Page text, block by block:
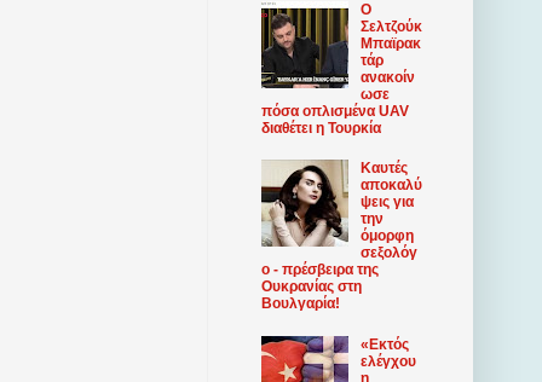
Ο
Σελτζούκ
Μπαϊρακ
τάρ
ανακοίν
ωσε
πόσα οπλισμένα UAV
διαθέτει η Τουρκία
Καυτές
αποκαλύ
ψεις για
την
όμορφη
σεξολόγ
ο - πρέσβειρα της
Ουκρανίας στη
Βουλγαρία!
«Εκτός
ελέγχου
η